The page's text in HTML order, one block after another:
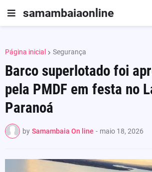
samambaiaonline
Página inicial Segurança
Barco superlotado foi
pela PMDF em festa no
Paranoá
by Samambaia On line - maio 18, 2026